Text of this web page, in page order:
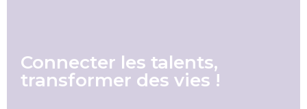
Connecter les talents,
transformer des vies !